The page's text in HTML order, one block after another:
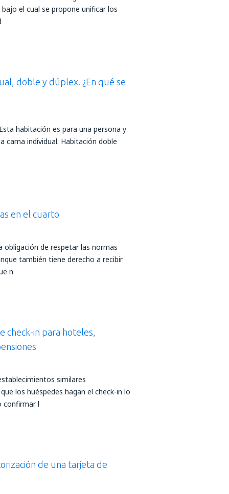
el cual se propone unificar los
doble y dúplex. ¿En qué se
habitación es para una persona y
cama individual. Habitación doble
en el cuarto
obligación de respetar las normas
también tiene derecho a recibir
n
check-in para hoteles,
similares
los huéspedes hagan el check-in lo
confirmar l
de una tarjeta de